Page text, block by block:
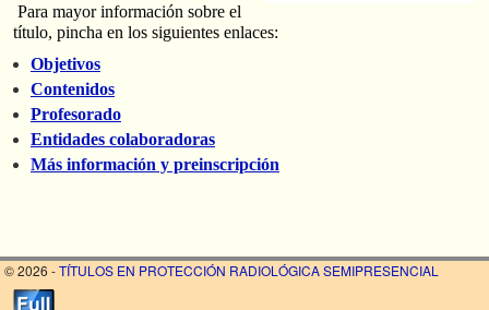
Para mayor información sobre el
título, pincha en los siguientes enlaces:
Objetivos
Contenidos
Profesorado
Entidades colaboradoras
Más información y preinscripción
© 2026 -TÍTULOS EN PROTECCIÓN RADIOLÓGICA SEMIPRESENCIAL